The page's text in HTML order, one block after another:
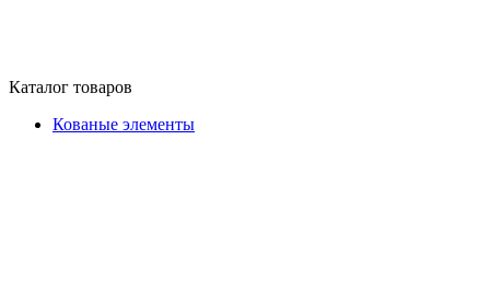
Каталог товаров
Кованые элементы